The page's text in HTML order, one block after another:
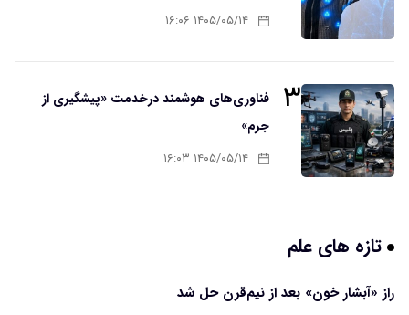
۱۴۰۵/۰۵/۱۴ ۱۶:۰۶
۳
فناوری‌های هوشمند درخدمت «پیشگیری از
جرم»
۱۴۰۵/۰۵/۱۴ ۱۶:۰۳
تازه های علم
راز «آبشار خون» بعد از نیم‌قرن حل شد